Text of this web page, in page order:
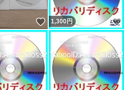
いいね！
1,300円